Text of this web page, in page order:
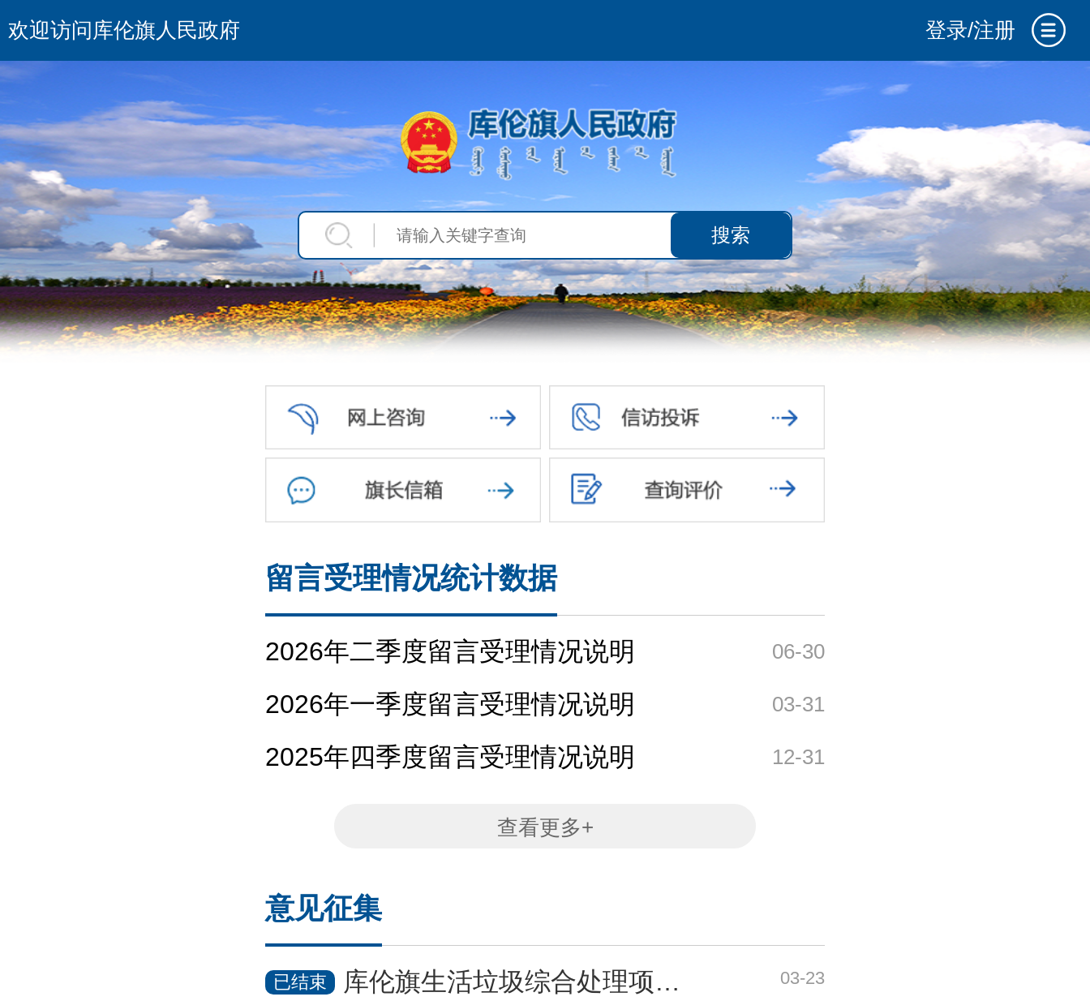
欢迎访问库伦旗人民政府 登录/注册
搜索
留言受理情况统计数据
2026年二季度留言受理情况说明 06-30
2026年一季度留言受理情况说明 03-31
2025年四季度留言受理情况说明 12-31
查看更多+
意见征集
03-23
已结束 库伦旗生活垃圾综合处理项目环境影响评价公众参与征求意见稿公示